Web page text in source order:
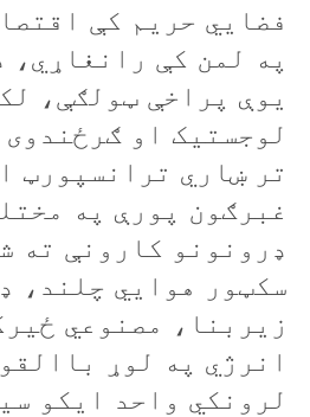
فضايي حريم کې
په لمن کې رانغاړي،
يوې پراخې ټولګې،
لوجستيک او
تر ښاري ترانسپورټ
غبرګون پورې په
ډرونونو کارونې ته
سکټور هوايي چلند،
زيربنا، مصنوعي
انرژي په لوړ
لرونکي واحد ايکو